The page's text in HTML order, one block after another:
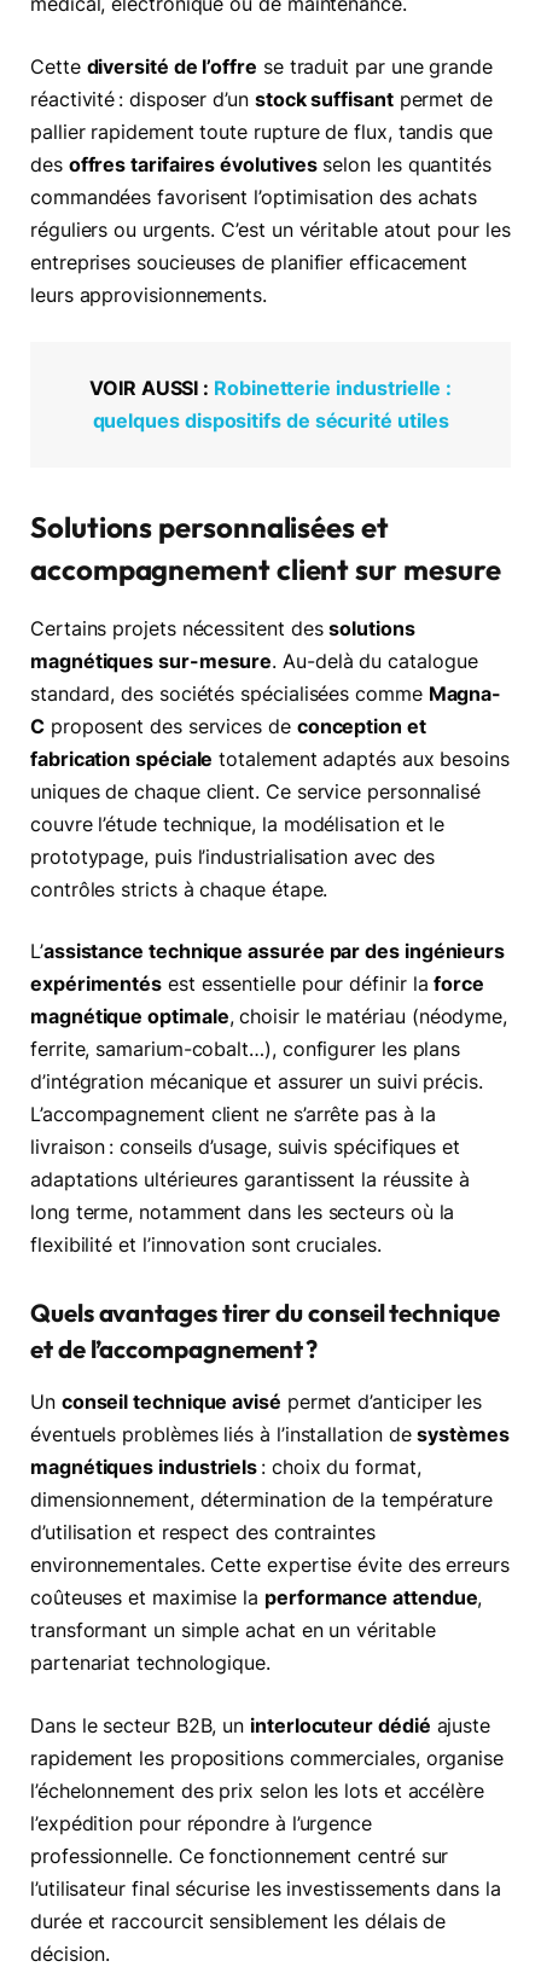
médical, électronique ou de maintenance.
Cette diversité de l’offre se traduit par une grande
réactivité : disposer d’un stock suffisantpermet de
pallier rapidement toute rupture de flux, tandis que
des offres tarifaires évolutivesselon les quantités
commandées favorisent l’optimisation des achats
réguliers ou urgents. C’est un véritable atout pour les
entreprises soucieuses de planifier efficacement
leurs approvisionnements.
VOIR AUSSI : Robinetterie industrielle :
quelques dispositifs de sécurité utiles
Solutions personnalisées et
accompagnement client sur mesure
Certains projets nécessitent dessolutions
magnétiques sur-mesure. Au-delà du catalogue
standard, des sociétés spécialisées comme Magna-
Cproposent des services de conception et
fabrication spéciale totalement adaptés aux besoins
uniques de chaque client. Ce service personnalisé
couvre l’étude technique, la modélisation et le
prototypage, puis l’industrialisation avec des
contrôles stricts à chaque étape.
L’assistance technique assurée par des ingénieurs
expérimentés est essentielle pour définir laforce
magnétique optimale, choisir le matériau (néodyme,
ferrite, samarium-cobalt…), configurer les plans
d’intégration mécanique et assurer un suivi précis.
L’accompagnement client ne s’arrête pas à la
livraison : conseils d’usage, suivis spécifiques et
adaptations ultérieures garantissent la réussite à
long terme, notamment dans les secteurs où la
flexibilité et l’innovation sont cruciales.
Quels avantages tirer du conseil technique
et de l’accompagnement ?
Un conseil technique avisé permet d’anticiper les
éventuels problèmes liés à l’installation desystèmes
magnétiques industriels : choix du format,
dimensionnement, détermination de la température
d’utilisation et respect des contraintes
environnementales. Cette expertise évite des erreurs
coûteuses et maximise la performance attendue,
transformant un simple achat en un véritable
partenariat technologique.
Dans le secteur B2B, un interlocuteur dédié ajuste
rapidement les propositions commerciales, organise
l’échelonnement des prix selon les lots et accélère
l’expédition pour répondre à l’urgence
professionnelle. Ce fonctionnement centré sur
l’utilisateur final sécurise les investissements dans la
durée et raccourcit sensiblement les délais de
décision.